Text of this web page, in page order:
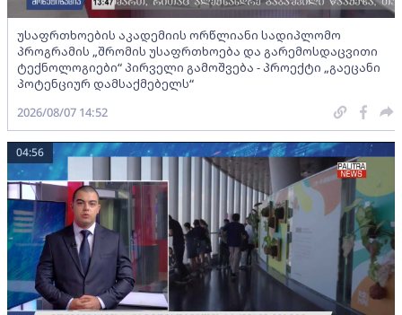
უსაფრთხოების აკადემიის ორწლიანი სადიპლომო
პროგრამის „შრომის უსაფრთხოება და გარემოსდაცვითი
ტექნოლოგიები“ პირველი გამოშვება - პროექტი „გაეცანი
პოტენციურ დამსაქმებელს“
2026/08/07 14:52
04:56